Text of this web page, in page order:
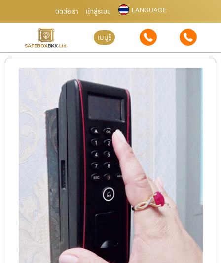
ติดต่อเรา เข้าสู่ระบบ LANGUAGE
เมนู